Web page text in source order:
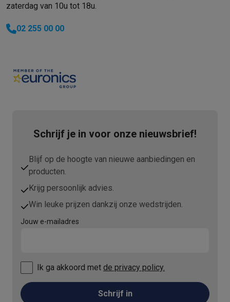
zaterdag van 10u tot 18u.
02 255 00 00
Schrijf je in voor onze nieuwsbrief!
Blijf op de hoogte van nieuwe aanbiedingen en
producten.
Krijg persoonlijk advies.
Win leuke prijzen dankzij onze wedstrijden.
Jouw e-mailadres
Ik ga akkoord met de privacy policy.
Schrijf in